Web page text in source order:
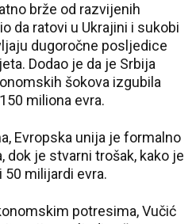
brže od razvijenih
da ratovi u Ukrajini i sukobi
dugoročne posljedice
Dodao je da je Srbija
šokova izgubila
miliona evra.
Evropska unija je formalno
dok je stvarni trošak, kako je
milijardi evra.
potresima, Vučić